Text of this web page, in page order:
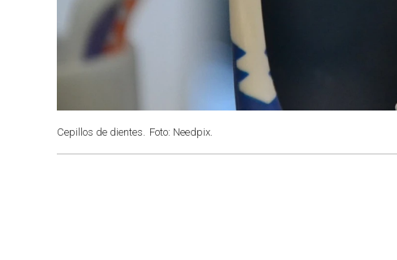
Cepillos de dientes. Foto: Needpix.